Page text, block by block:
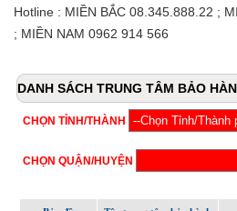
Hotline : MIỀN BẮC 08.345.888.22 ;
; MIỀN NAM 0962 914 566